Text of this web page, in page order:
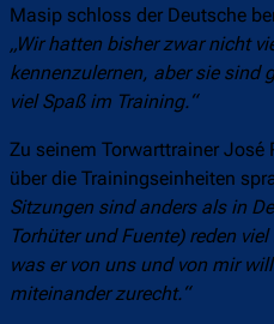
Masip schloss der Deutsche
„Wir hatten bisher zwar nicht
kennenzulernen, aber sie sind
viel Spaß im Training.“
Zu seinem Torwarttrainer José
über die Trainingseinheiten
Sitzungen sind anders als in
Torhüter und Fuente) reden
was er von uns und von mir
miteinander zurecht.“